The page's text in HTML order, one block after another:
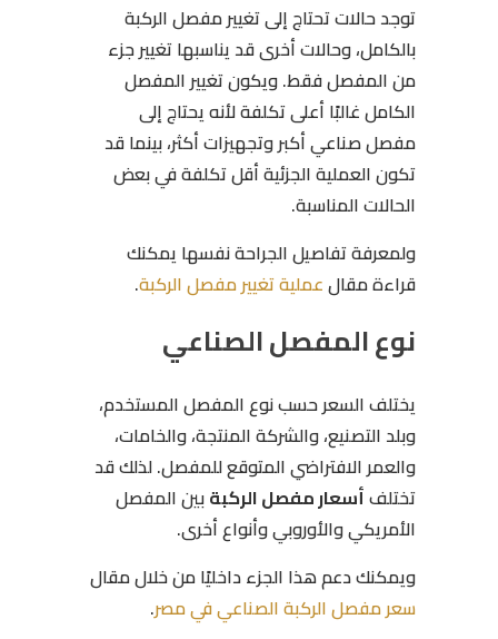
توجد حالات تحتاج إلى تغيير مفصل الركبة
بالكامل، وحالات أخرى قد يناسبها تغيير جزء
من المفصل فقط. ويكون تغيير المفصل
الكامل غالبًا أعلى تكلفة لأنه يحتاج إلى
مفصل صناعي أكبر وتجهيزات أكثر، بينما قد
تكون العملية الجزئية أقل تكلفة في بعض
الحالات المناسبة.
ولمعرفة تفاصيل الجراحة نفسها يمكنك
قراءة مقالعملية تغيير مفصل الركبة.
نوع المفصل الصناعي
يختلف السعر حسب نوع المفصل المستخدم،
وبلد التصنيع، والشركة المنتجة، والخامات،
والعمر الافتراضي المتوقع للمفصل. لذلك قد
تختلفأسعار مفصل الركبةبين المفصل
الأمريكي والأوروبي وأنواع أخرى.
ويمكنك دعم هذا الجزء داخليًا من خلال مقال
سعر مفصل الركبة الصناعي في مصر.